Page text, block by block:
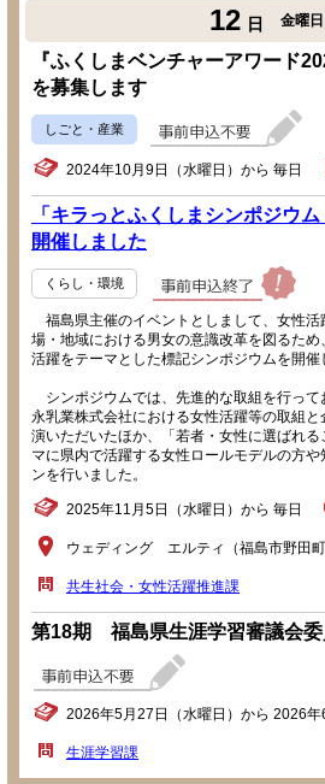
12 日 金曜日
『ふくしまベンチャーアワード
を募集します
しごと・産業
2024年10月9日（水曜日）から 毎日
「キラっとふくしまシンポジウ
開催しました
くらし・環境
福島県主催のイベントとしまして、女性活
場・地域における男女の意識改革を図るた
活躍をテーマとした標記シンポジウムを開催
シンポジウムでは、先進的な取組を行って
永乳業株式会社における女性活躍等の取組
演いただいたほか、「若者・女性に選ばれ
マに県内で活躍する女性ロールモデルの方
ンを行いました。
2025年11月5日（水曜日）から 毎日
ウェディング エルティ（福島市野田町
共生社会・女性活躍推進課
第18期 福島県生涯学習審議会委
2026年5月27日（水曜日）から 2026年
生涯学習課